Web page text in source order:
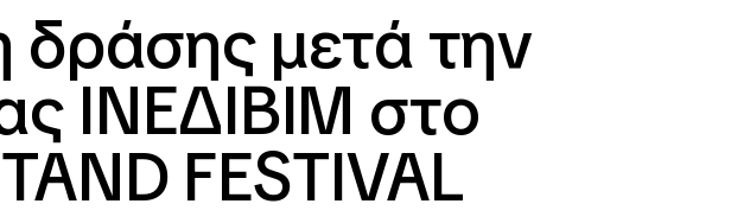
δράσης μετά την
ΙΝΕΔΙΒΙΜ στο
FESTIVAL